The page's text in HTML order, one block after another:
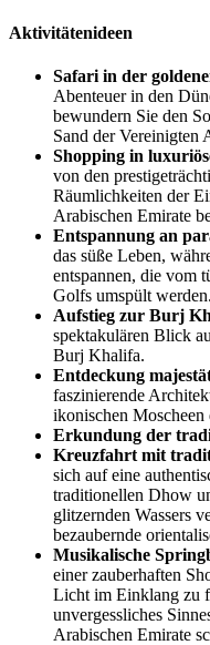
Aktivitätenideen
Safari in der
Abenteuer in den
bewundern Sie den
Sand der Vereinigten
Shopping in
von den
Räumlichkeiten der
Arabischen Emirate
Entspannung an
das süße Leben,
entspannen, die vom
Golfs umspült werden.
Aufstieg zur Burj
spektakulären Blick
Burj Khalifa.
Entdeckung
faszinierende
ikonischen
Erkundung der
Kreuzfahrt mit
sich auf eine
traditionellen Dhow
glitzernden Wassers
bezaubernde
Musikalische
einer zauberhaften
Licht im Einklang zu
unvergessliches
Arabischen Emirate